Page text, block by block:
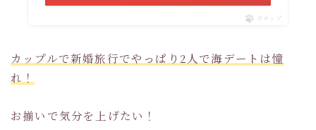
ポチップ
カップルで新婚旅行でやっぱり2人で海デートは憧
れ！
お揃いで気分を上げたい！